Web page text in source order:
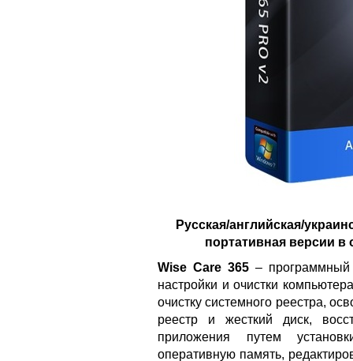
Русская/английская/
портативная версии
Wise Care 365– программный
настройки и очистки
очистку системного реестра,
реестр и жесткий диск,
приложения путем
оперативную память,